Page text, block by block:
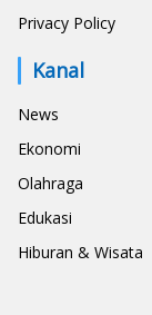
Privacy Policy
Kanal
News
Ekonomi
Olahraga
Edukasi
Hiburan & Wisata